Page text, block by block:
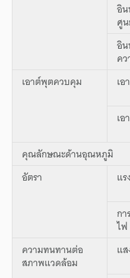
อิ
ศู
อิ
ค
เอาต์พุตควบคุม
เ
เ
คุณลักษณะด้านอุณหภูมิ
อัตรา
แ
กา
ไฟ
ความทนทานต่อ
สภาพแวดล้อม
แ